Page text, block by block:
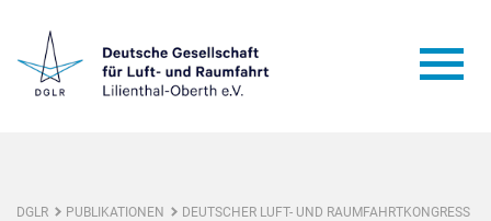
DGLR PUBLIKATIONEN
DEUTSCHER LUFT- UND RAUMFAHRTKONGRESS